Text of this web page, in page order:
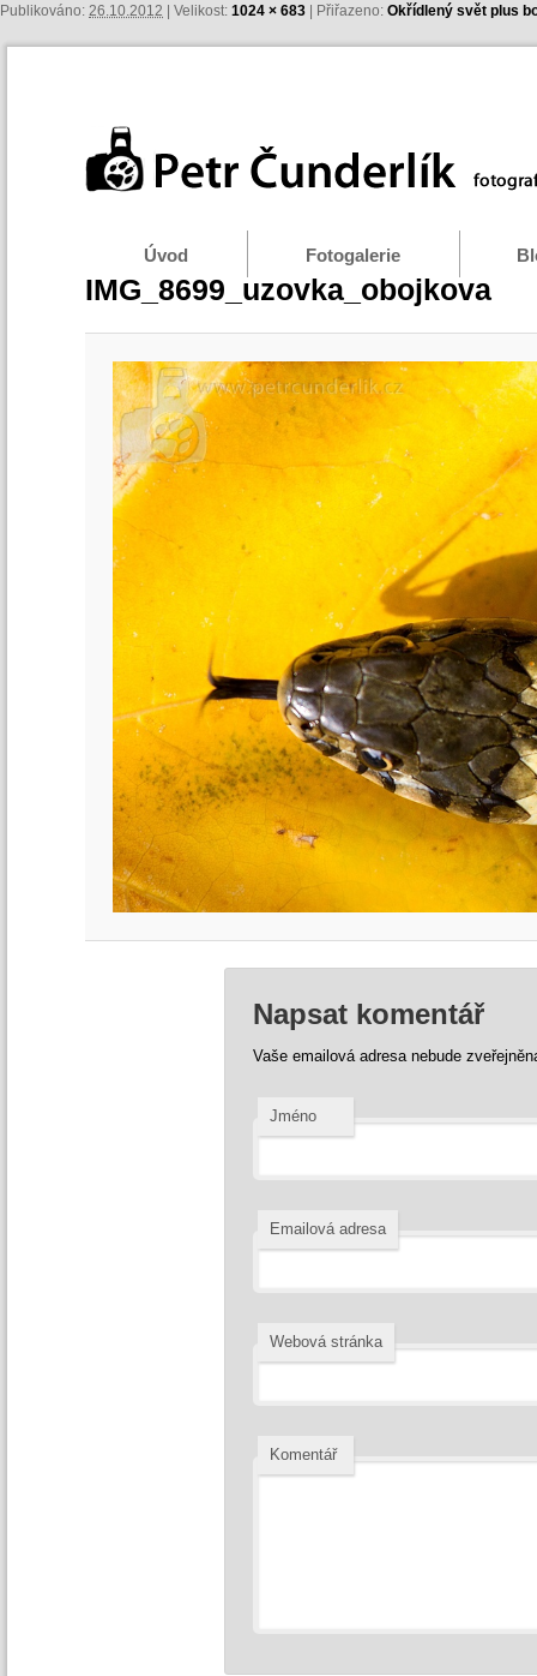
Úvod Fotogalerie
IMG_8699_uzovka_obojkova
Publikováno: 26.10.2012 | Velikost: 1024 × 683 | Přiřazeno: Okřídlený svět plus
Napsat komentář
Vaše emailová adresa nebude
Jméno
Emailová adresa
Webová stránka
Komentář